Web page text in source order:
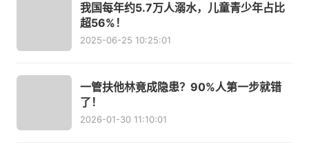
我国每年约5.7万人溺水，儿童青少年占比
超56%！
2025-06-25 10:25:01
一管扶他林竟成隐患？90%人第一步就错
了！
2026-01-30 11:10:01